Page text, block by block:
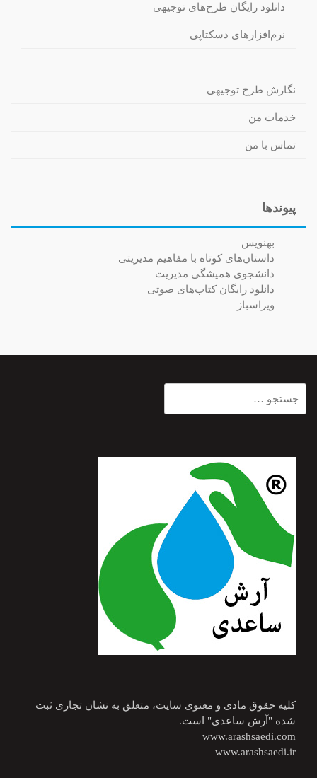
دانلود رایگان طرح‌های توجیهی
نرم‌افزارهای دسکتاپی
نگارش طرح توجیهی
خدمات من
تماس با من
پیوندها
بهنویس
داستان‌های کوتاه با مفاهیم مدیریتی
دانشجوی همیشگی مدیریت
دانلود رایگان کتاب‌های صوتی
ویراسباز
برای:
کلیه حقوق مادی و معنوی سایت، متعلق به نشان تجاری ثبت
شده "آرش ساعدی" است.
www.arashsaedi.com
www.arashsaedi.ir